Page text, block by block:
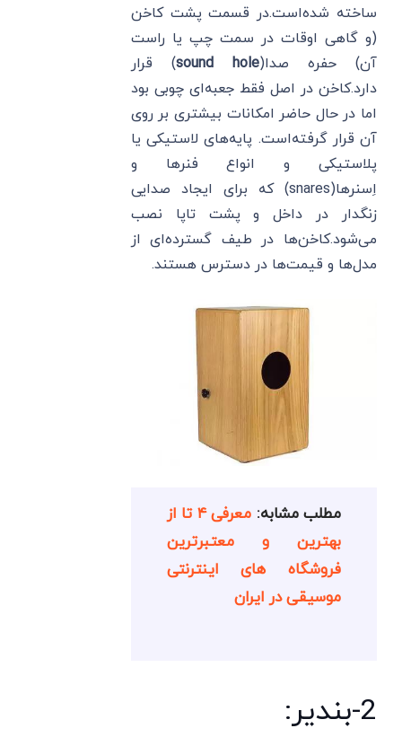
ساخته شده‌است.در قسمت پشت کاخن
(و گاهی اوقات در سمت چپ یا راست
آن) حفره صدا(sound hole) قرار
دارد.کاخن در اصل فقط جعبه‌ای چوبی بود
اما در حال حاضر امکانات بیشتری بر روی
آن قرار گرفته‌است. پایه‌های لاستیکی یا
پلاستیکی و انواع فنرها و
اِسنرها(snares) که برای ایجاد صدایی
زنگدار در داخل و پشت تاپا نصب
می‌شود.کاخن‌ها در طیف گسترده‌ای از
مدل‌ها و قیمت‌ها در دسترس هستند.
مطلب مشابه:
معرفی ۴ تا از
بهترین و معتبرترین
فروشگاه های اینترنتی
موسیقی در ایران
2-بندیر: